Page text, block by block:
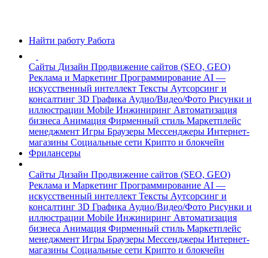
Найти работу Работа
Сайты Дизайн Продвижение сайтов (SEO, GEO)
Реклама и Маркетинг Программирование AI —
искусственный интеллект Тексты Аутсорсинг и
консалтинг 3D Графика Аудио/Видео/Фото Рисунки и
иллюстрации Mobile Инжиниринг Автоматизация
бизнеса Анимация Фирменный стиль Маркетплейс
менеджмент Игры Браузеры Мессенджеры Интернет-
магазины Социальные сети Крипто и блокчейн
Фрилансеры
Сайты Дизайн Продвижение сайтов (SEO, GEO)
Реклама и Маркетинг Программирование AI —
искусственный интеллект Тексты Аутсорсинг и
консалтинг 3D Графика Аудио/Видео/Фото Рисунки и
иллюстрации Mobile Инжиниринг Автоматизация
бизнеса Анимация Фирменный стиль Маркетплейс
менеджмент Игры Браузеры Мессенджеры Интернет-
магазины Социальные сети Крипто и блокчейн